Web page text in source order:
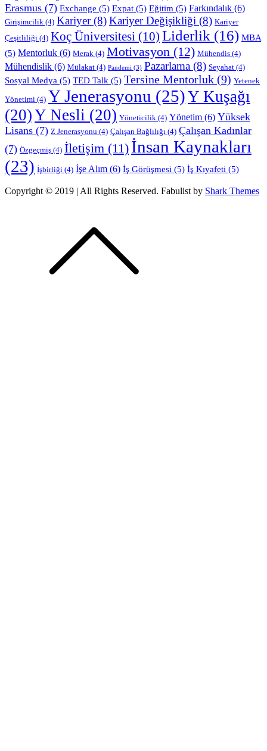
Erasmus (7) Exchange (5) Expat (5) Eğitim (5) Farkındalık (6)
Girişimcilik (4) Kariyer(8)Kariyer Değişikliği (8) Kariyer
Çeşitliliği (4) Koç Üniversitesi (10) Liderlik (16) MBA
(5) Mentorluk (6) Merak (4) Motivasyon (12) Mühendis (4)
Mühendislik (6) Mülakat (4) Pandemi (3) Pazarlama (8) Seyahat (4)
Sosyal Medya (5) TED Talk (5) Tersine Mentorluk (9) Yetenek
Yönetimi (4) Y Jenerasyonu (25)Y Kuşağı
(20)Y Nesli (20) Yöneticilik (4) Yönetim (6) Yüksek
Lisans (7) Z Jenerasyonu (4) Çalışan Bağlılığı (4) Çalışan Kadınlar
(7) Özgeçmiş (4) İletişim (11) İnsan Kaynakları
(23) İşbirliği (4) İşe Alım (6) İş Görüşmesi (5) İş Kıyafeti (5)
Copyright © 2019 | All Rights Reserved. Fabulist by Shark Themes